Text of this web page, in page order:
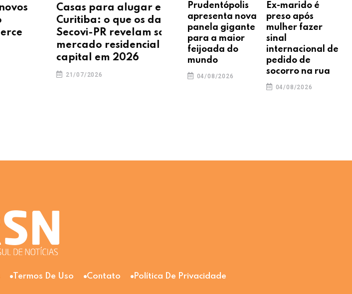
Casas para alugar em
Curitiba: o que os dados do
Secovi-PR revelam sobre o
mercado residencial da
capital em 2026
21/07/2026
Festival de Cervejas de
Inverno reforça a identidade
cervejeira de Guarapuava
11/07/2026
Prudentópolis
apresenta nova
panela gigante
para a maior
feijoada do
mundo
04/08/2026
Ex-marido é
preso após
mulher fazer
sinal
internacional de
pedido de
socorro na rua
04/08/2026
Termos De Uso Contato Política De Privacidade